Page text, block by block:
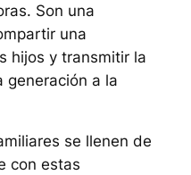
Son una
una
hijos y transmitir la
generación a la
se llenen de
con estas